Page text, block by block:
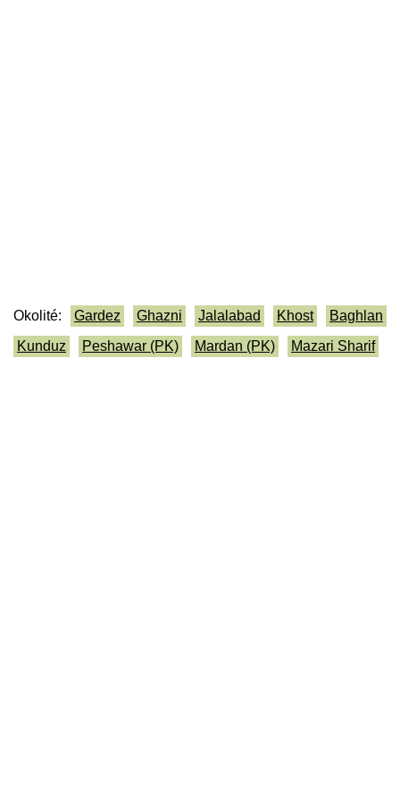
Okolité: Gardez Ghazni Jalalabad Khost
Baghlan
Kunduz
Peshawar (PK) Mardan (PK) Mazari Sharif